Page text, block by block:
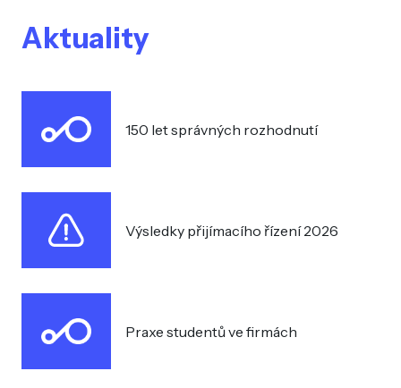
Aktuality
150 let správných rozhodnutí
Výsledky přijímacího řízení 2026
Praxe studentů ve firmách